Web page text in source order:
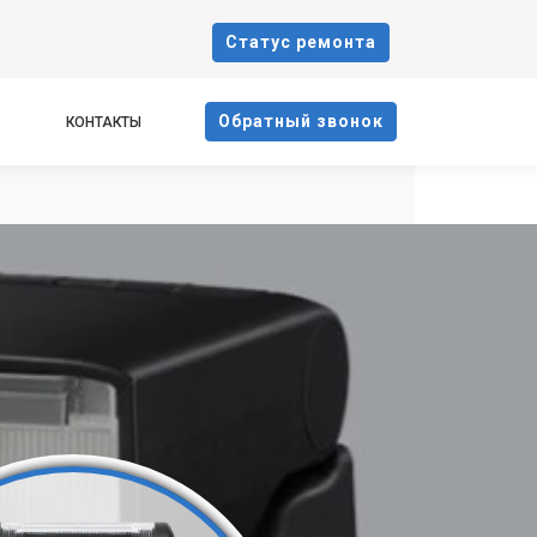
Cтатус ремонта
КОНТАКТЫ Oбратный звонок